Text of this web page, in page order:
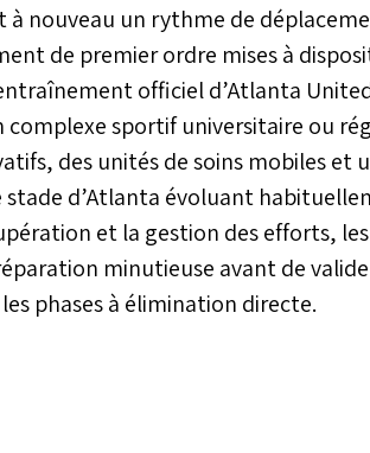
à nouveau un rythme de
de premier ordre mises à
officiel d’Atlanta
complexe sportif universitaire ou
des unités de soins mobiles et
d’Atlanta évoluant
et la gestion des efforts,
minutieuse avant de
phases à élimination directe.